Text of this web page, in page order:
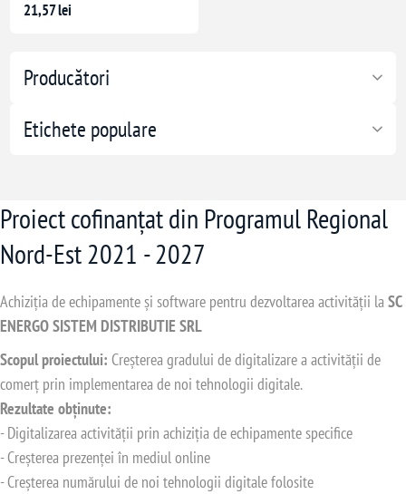
chimiceProducători
Etichete populare
21,57 lei
Proiect cofinanțat din Programul Regional
Nord-Est 2021 - 2027
Achiziția de echipamente și software pentru dezvoltarea activității laSC
ENERGO SISTEM DISTRIBUTIE SRL
Scopul proiectului: Creșterea gradului de digitalizare a activității de
comerț prin implementarea de noi tehnologii digitale.
Rezultate obținute:
- Digitalizarea activității prin achiziția de echipamente specifice
- Creșterea prezenței în mediul online
- Creșterea numărului de noi tehnologii digitale folosite